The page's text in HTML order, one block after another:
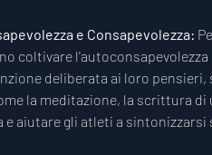
e Consapevolezza:
coltivare
deliberata ai loro
la meditazione, la scrittura
e aiutare gli atleti a